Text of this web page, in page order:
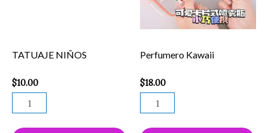
TATUAJE NIÑOS
$10.00
Perfumero Kawaii
$18.00